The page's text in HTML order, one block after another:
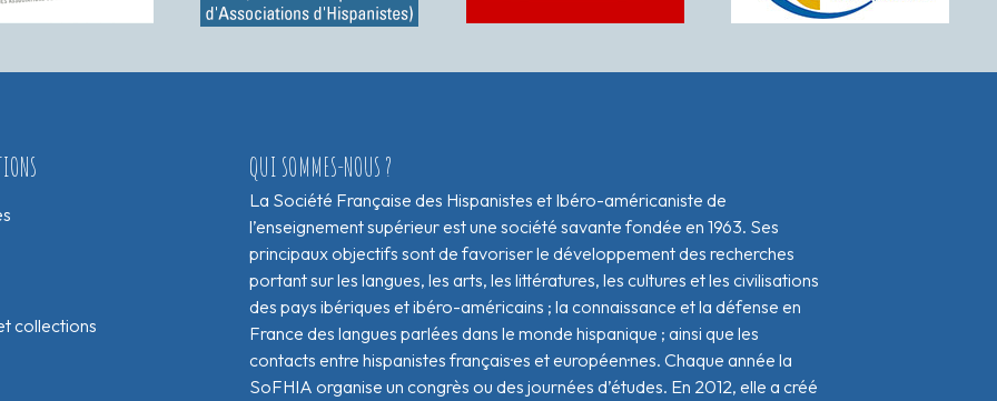
collections
QUI SOMMES-NOUS ?
La Société Française des Hispanistes et Ibéro-américaniste de
l’enseignement supérieur est une société savante fondée en 1963. Ses
principaux objectifs sont de favoriser le développement des recherches
portant sur les langues, les arts, les littératures, les cultures et les civilisations
des pays ibériques et ibéro-américains ; la connaissance et la défense en
France des langues parlées dans le monde hispanique ; ainsi que les
contacts entre hispanistes français·es et européen·nes. Chaque année la
SoFHIA organise un congrès ou des journées d’études. En 2012, elle a créé